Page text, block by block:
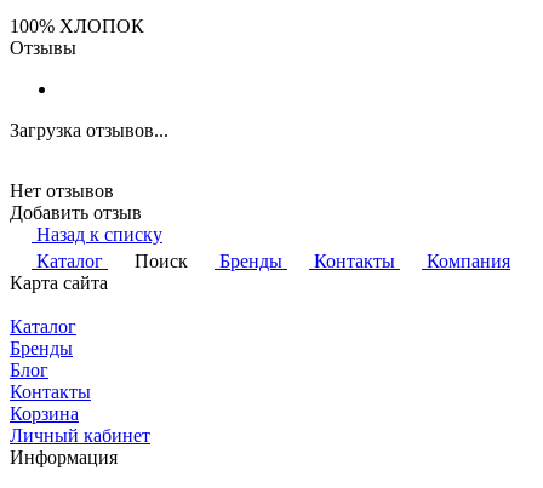
100% ХЛОПОК
Отзывы
Загрузка отзывов...
Нет отзывов
Добавить отзыв
Назад к списку
Каталог
Поиск Бренды Контакты
Компания
Карта сайта
Каталог
Бренды
Блог
Контакты
Корзина
Личный кабинет
Информация